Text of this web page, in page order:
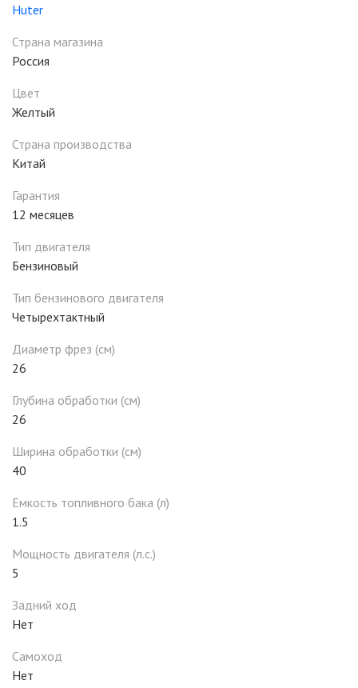
Huter
Страна магазина
Россия
Цвет
Желтый
Страна производства
Китай
Гарантия
12 месяцев
Тип двигателя
Бензиновый
Тип бензинового двигателя
Четырехтактный
Диаметр фрез (см)
26
Глубина обработки (см)
26
Ширина обработки (см)
40
Емкость топливного бака (л)
1.5
Мощность двигателя (л.с.)
5
Задний ход
Нет
Самоход
Нет